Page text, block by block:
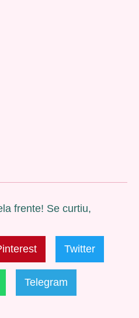
frente! Se curtiu,
Twitter
Telegram